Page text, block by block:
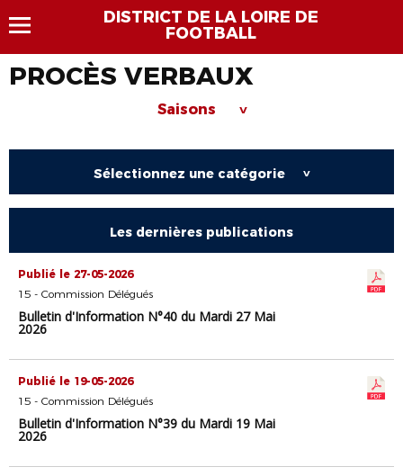
DISTRICT DE LA LOIRE DE
FOOTBALL
PROCÈS VERBAUX
Saisons >
Sélectionnez une catégorie >
Les dernières publications
Publié le 27-05-2026
15 - Commission Délégués
Bulletin d'Information N°40 du Mardi 27 Mai
2026
Publié le 19-05-2026
15 - Commission Délégués
Bulletin d'Information N°39 du Mardi 19 Mai
2026